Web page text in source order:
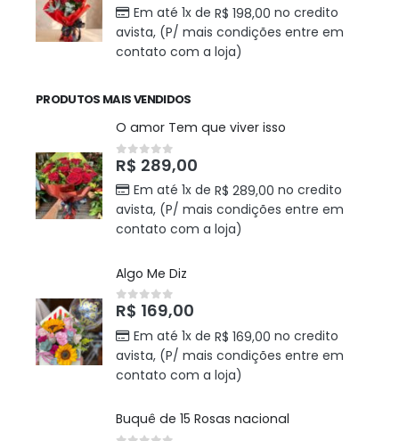
Em até 1x de R$ 198,00 no credito
avista, (P/ mais condições entre em
contato com a loja)
PRODUTOS MAIS VENDIDOS
O amor Tem que viver isso
0out of 5
R$ 289,00
Em até 1x de R$ 289,00 no credito
avista, (P/ mais condições entre em
contato com a loja)
Algo Me Diz
0out of 5
R$ 169,00
Em até 1x de R$ 169,00 no credito
avista, (P/ mais condições entre em
contato com a loja)
Buquê de 15 Rosas nacional